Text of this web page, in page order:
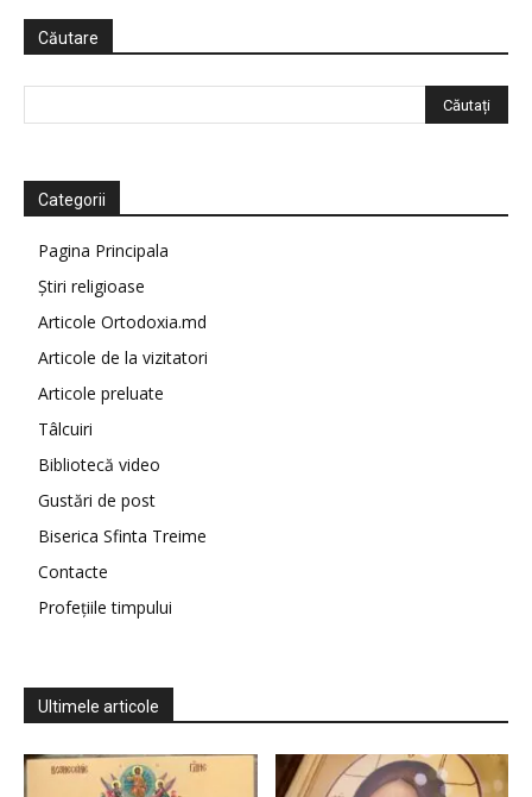
Căutare
Categorii
Pagina Principala
Știri religioase
Articole Ortodoxia.md
Articole de la vizitatori
Articole preluate
Tâlcuiri
Bibliotecă video
Gustări de post
Biserica Sfinta Treime
Contacte
Profețiile timpului
Ultimele articole